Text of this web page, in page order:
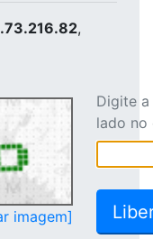
,
imagem]
Digite
lado no